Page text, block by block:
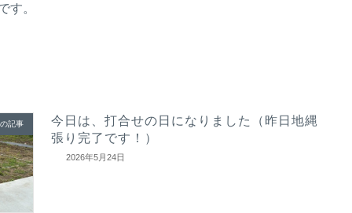
す。
記事
今日は、打合せの日になりました（昨日地縄
張り完了です！）
2026年5月24日